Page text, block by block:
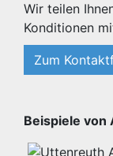
Wir teilen
Konditionen
Zum
Beispiele von